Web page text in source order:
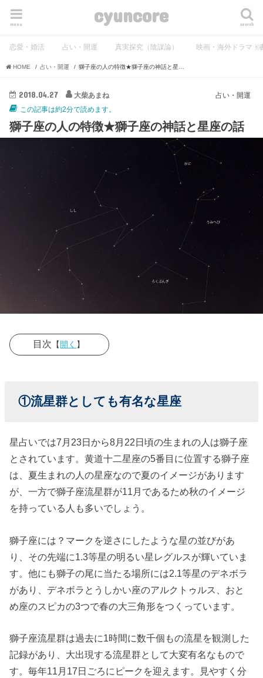
cyuncore search
menu
恋愛・婚活 占い・開運 真実探究（陰謀論） 映画・海外ドラマ・
HOME 占い・開運
占い・開運
2018.04.27
大柴あまね
この記事は約2分で読めます。
獅子座の人の特徴★獅子座の神話と星座の話
目次 【開く 】
座
話
› ③獅子座の人
の特徴とは？
①流星群としても有名な星座
星占いでは7月23日から8月22日頃の生まれの人は獅子座
とされています。黄道十二星座の5番目に位置する獅子座
は、夏生まれの人の星座なので夏のイメージがあります
が、一方で獅子座流星群が11月であるため秋のイメージ
を持っている人も多いでしょう。
獅子座には？マークを逆さにしたような星の並びがあ
り、その先端に1.3等星の明るい星レグルスが輝いていま
す。他にも獅子の尾に当たる場所には2.1等星のデネボラ
があり、デネボラとうしかい座のアルクトゥルス、おと
め座のスピカの3つで春の大三角形をつくっています。
獅子座流星群は過去に1時間に数千個もの流星を観測した
記録があり、大出現する流星群として大変有名なもので
す。毎年11月17日ごろにピークを迎えます。見やすく分